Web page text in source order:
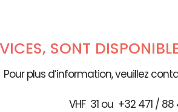
SONT
Pour plus d’information, veuillez
VHF 31 ou +32 471 / 88